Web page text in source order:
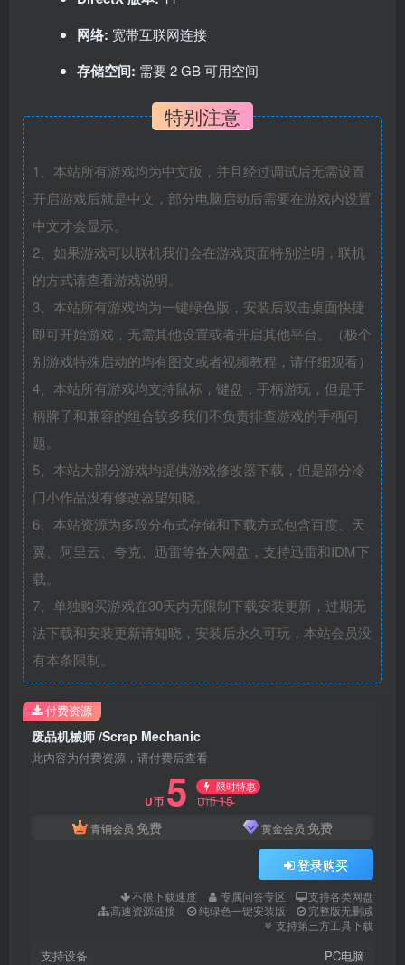
网络: 宽带互联网连接
存储空间: 需要 2 GB 可用空间
特别注意
1、本站所有游戏均为中文版，并且经过调试后无需设置
开启游戏后就是中文，部分电脑启动后需要在游戏内设置
中文才会显示。
2、如果游戏可以联机我们会在游戏页面特别注明，联机
的方式请查看游戏说明。
3、本站所有游戏均为一键绿色版，安装后双击桌面快捷
即可开始游戏，无需其他设置或者开启其他平台。（极个
别游戏特殊启动的均有图文或者视频教程，请仔细观看）
4、本站所有游戏均支持鼠标，键盘，手柄游玩，但是手
柄牌子和兼容的组合较多我们不负责排查游戏的手柄问
题。
5、本站大部分游戏均提供游戏修改器下载，但是部分冷
门小作品没有修改器望知晓。
6、本站资源为多段分布式存储和下载方式包含百度、天
翼、阿里云、夸克、迅雷等各大网盘，支持迅雷和IDM下
载。
7、单独购买游戏在30天内无限制下载安装更新，过期无
法下载和安装更新请知晓，安装后永久可玩，本站会员没
有本条限制。
废品机械师 /Scrap Mechanic
此内容为付费资源，请付费后查看
U币 5 限时特惠
U币15
青铜会员 免费 黄金会员 免费
登录购买
不限下载速度 专属问答专区
支持各类网盘
高速资源链接
纯绿色一键安装版
完整版无删减
支持第三方工具下载
支持设备
PC电脑
付费资源